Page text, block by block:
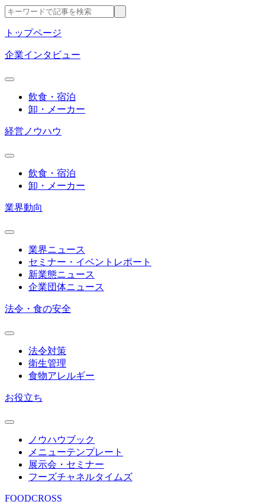
トップページ
企業インタビュー
飲食・宿泊
卸・メーカー
経営ノウハウ
飲食・宿泊
卸・メーカー
業界動向
業界ニュース
セミナー・イベントレポート
新業態ニュース
企業団体ニュース
法令・食の安全
法令対策
衛生管理
食物アレルギー
お役立ち
ノウハウブック
メニューテンプレート
展示会・セミナー
フーズチャネルタイムズ
FOODCROSS